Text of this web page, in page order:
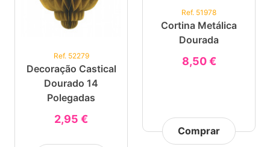
Ref. 52279
Decoração Castical
Dourado 14
Polegadas
2,95 €
Ref. 51978
Cortina Metálica
Dourada
8,50 €
Comprar